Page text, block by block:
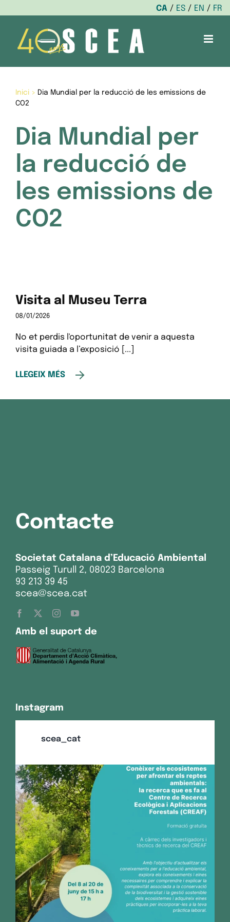
CA ES EN
FR
content
Inici> Dia Mundial per la reducció de les emissions de
CO2
Dia Mundial per
la reducció de
les emissions de
CO2
Visita al Museu Terra
08/01/2026
No et perdis l'oportunitat de venir a aquesta
visita guiada a l’exposició [...]
LLEGEIX MÉS
Contacte
Societat Catalana d’Educació Ambiental
Passeig Turull 2, 08023 Barcelona
93 213 39 45
scea@scea.cat
Amb el suport de
Instagram
scea_cat